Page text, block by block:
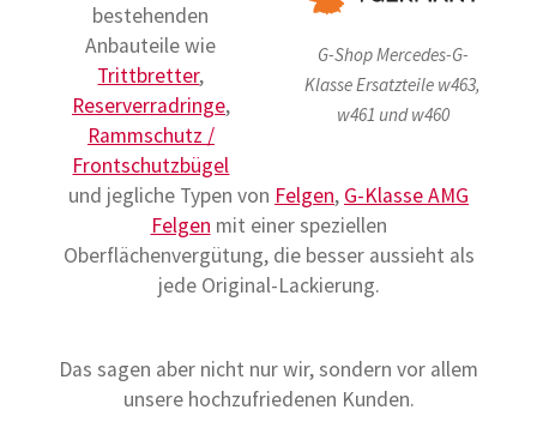
G-Shop Mercedes-G-
Klasse Ersatzteile w463,
w461 und w460
bestehenden
Anbauteile wie
Trittbretter,
Reserverradringe,
Rammschutz /
Frontschutzbügel
und jegliche Typen von Felgen, G-Klasse AMG
Felgen mit einer speziellen
Oberflächenvergütung, die besser aussieht als
jede Original-Lackierung.
Das sagen aber nicht nur wir, sondern vor allem
unsere hochzufriedenen Kunden.